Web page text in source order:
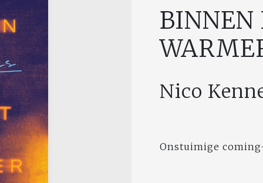
BINNEN
Nico
Onstuimige